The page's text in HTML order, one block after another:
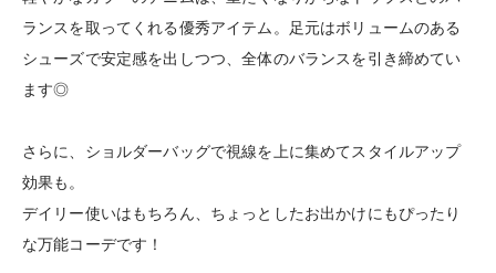
ランスを取ってくれる優秀アイテム。足元はボリュームのある
シューズで安定感を出しつつ、全体のバランスを引き締めてい
ます◎
さらに、ショルダーバッグで視線を上に集めてスタイルアップ
効果も。
デイリー使いはもちろん、ちょっとしたお出かけにもぴったり
な万能コーデです！